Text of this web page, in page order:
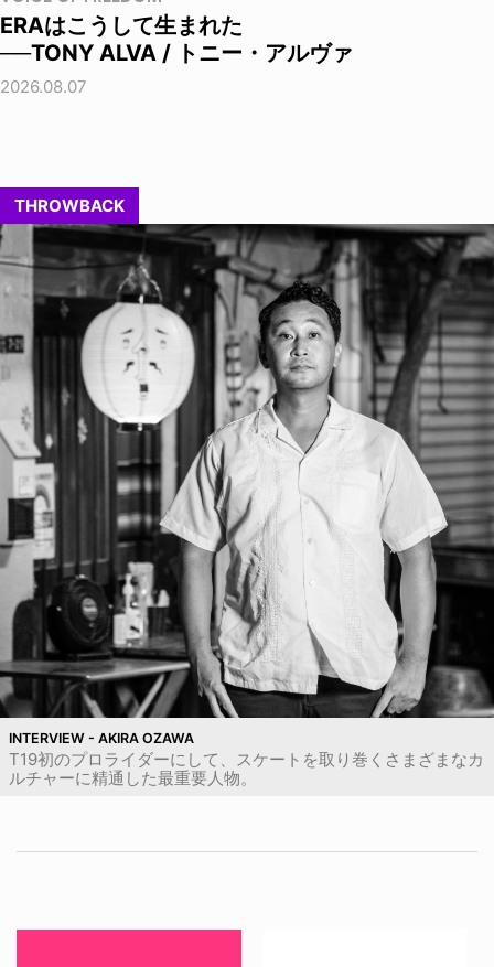
ERAはこうして生まれた
──TONY ALVA / トニー・アルヴァ
2026.08.07
THROWBACK
INTERVIEW - AKIRA OZAWA
T19初のプロライダーにして、スケートを取り巻くさまざまなカ
ルチャーに精通した最重要人物。